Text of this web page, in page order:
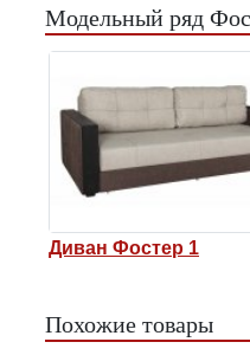
Модельный ряд
Диван Фостер 7
Похожие товары